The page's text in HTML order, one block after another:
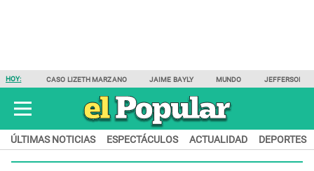
HOY: CASO LIZETH MARZANO JAIME BAYLY MUNDO JEFFERSON
ÚLTIMAS NOTICIAS ESPECTÁCULOS ACTUALIDAD DEPORTES